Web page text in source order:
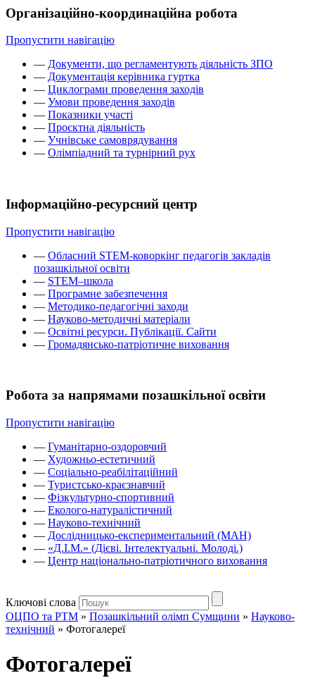
Організаційно-координаційна робота
Пропустити навігацію
— Документи, що регламентують діяльність ЗПО
— Документація керівника гуртка
— Циклограми проведення заходів
— Умови проведення заходів
— Показники участі
— Проєктна діяльність
— Учнівське самоврядування
— Олімпіадний та турнірний рух
Інформаційно-ресурсний центр
Пропустити навігацію
— Обласний STEM-коворкінг педагогів закладів
позашкільної освіти
— STEM–школа
— Програмне забезпечення
— Методико-педагогічні заходи
— Науково-методичні матеріали
— Освітні ресурси. Публікації. Сайти
— Громадянсько-патріотичне виховання
Робота за напрямами позашкільної освіти
Пропустити навігацію
— Гуманітарно-оздоровчий
— Художньо-естетичний
— Соціально-реабілітаційний
— Туристсько-краєзнавчий
— Фізкультурно-спортивний
— Еколого-натуралістичний
— Науково-технічний
— Дослідницько-експериментальний (МАН)
— «Д.І.М.» (Дієві. Інтелектуальні. Молоді.)
— Центр національно-патріотичного виховання
Ключові слова
ОЦПО та РТМ » Позашкільний олімп Сумщини » Науково-
технічний » Фотогалереї
Фотогалереї